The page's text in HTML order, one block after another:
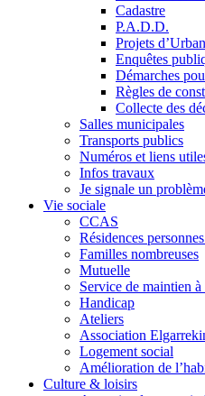
Cadastre
P.A.D.D.
Projets
Enquêtes
Démarches
Règles de
Collecte des
Salles municipales
Transports publics
Numéros et liens
Infos travaux
Je signale un
Vie sociale
CCAS
Résidences
Familles nombreuses
Mutuelle
Service de maintien
Handicap
Ateliers
Association
Logement social
Amélioration de
Culture & loisirs